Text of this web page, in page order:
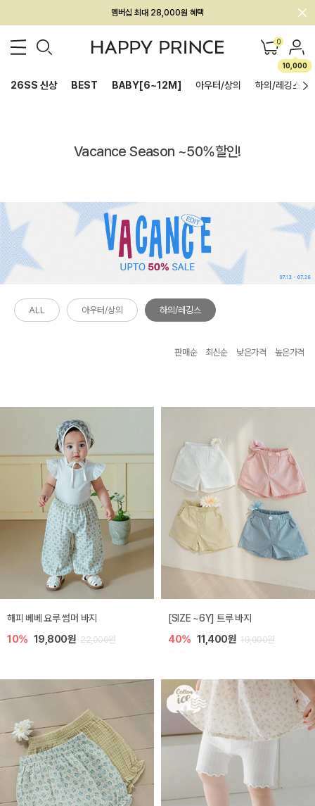
멤버십 최대 28,000원 혜택
0
10,000
26SS 신상 BEST BABY[6~12M] 아우터/상의 하의/레깅스
Vacance Season ~50%할인!
ALL 아우터/상의 하의/레깅스
판매순 최신순 낮은가격 높은가격
해피 베베 요루 썸머 바지
10% 19,800원 22,000원
[SIZE ~6Y] 트루 바지
40% 11,400원 19,000원